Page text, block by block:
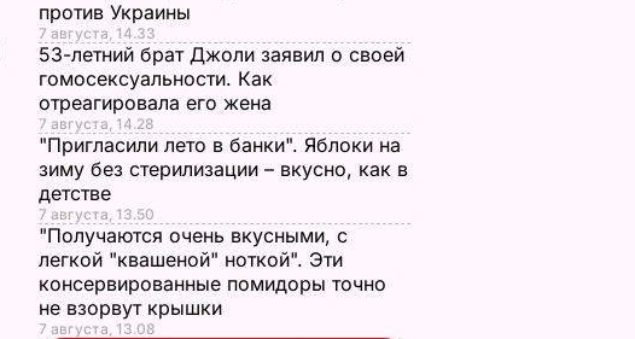
против Украины
7 августа, 14.33
53-летний брат Джоли заявил о своей
гомосексуальности. Как
отреагировала его жена
7 августа, 14.28
"Пригласили лето в банки". Яблоки на
зиму без стерилизации – вкусно, как в
детстве
7 августа, 13.50
"Получаются очень вкусными, с
легкой "квашеной" ноткой". Эти
консервированные помидоры точно
не взорвут крышки
7 августа, 13.08